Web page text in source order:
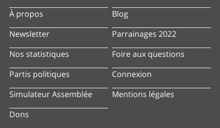
À propos
Newsletter
Nos statistiques
Partis politiques
Simulateur Assemblée
Dons
Blog
Parrainages 2022
Foire aux questions
Connexion
Mentions légales